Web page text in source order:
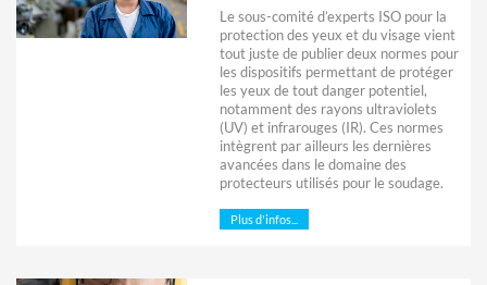
Le sous-comité d’experts ISO pour la
protection des yeux et du visage vient
tout juste de publier deux normes pour
les dispositifs permettant de protéger
les yeux de tout danger potentiel,
notamment des rayons ultraviolets
(UV) et infrarouges (IR). Ces normes
intègrent par ailleurs les dernières
avancées dans le domaine des
protecteurs utilisés pour le soudage.
Plus d'infos...